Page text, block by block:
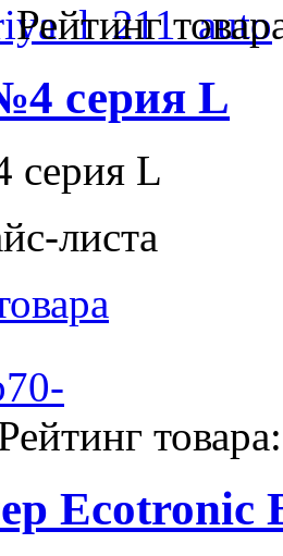
Рейтинг
серия L
L
листа
товара:
Ecotronic